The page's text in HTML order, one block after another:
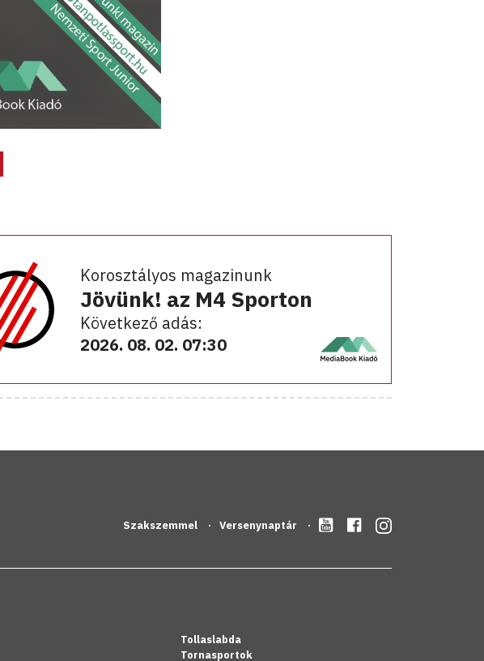
Korosztályos magazinunk
Jövünk! az M4 Sporton
Következő adás:
2026. 08. 02. 07:30
Szakszemmel Versenynaptár
Tollaslabda
Tornasportok